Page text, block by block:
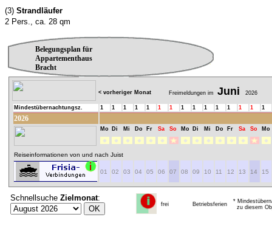
(3) Strandläufer
2 Pers., ca. 28 qm
Belegungsplan für
Appartementhaus
Bracht
< vorheriger Monat Freimeldungen im Juni 2026
Mindestübernachtungsz. 1 1 1 1 1 1 1 1 1 1 1 1 1 1 1
2026
Mo Di Mi Do Fr Sa So Mo Di Mi Do Fr Sa So Mo
Reiseinformationen von und nach Juist
01 02 03 04 05 06 07 08 09 10 11 12 13 14 15
Schnellsuche Zielmonat:
frei Betriebsferien
*
zu diesem